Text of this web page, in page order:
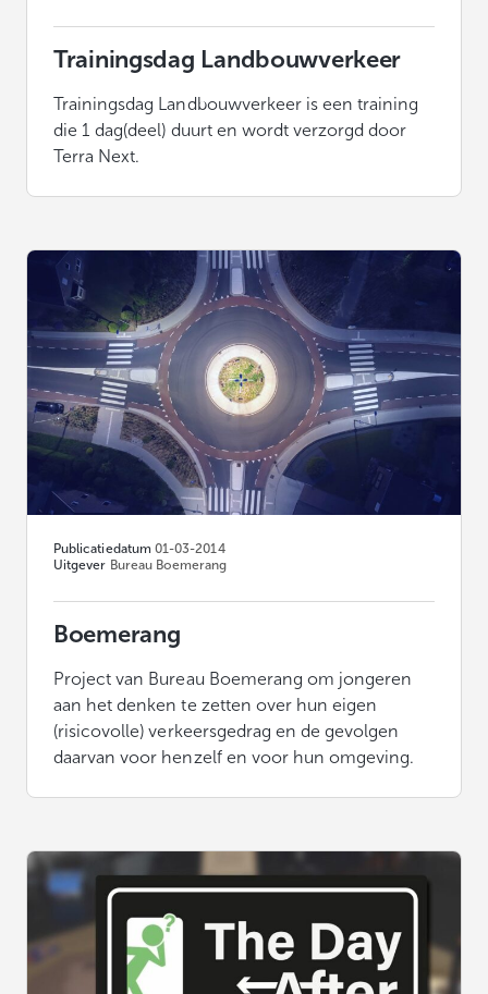
Trainingsdag Landbouwverkeer
Trainingsdag Landbouwverkeer is een training
die 1 dag(deel) duurt en wordt verzorgd door
Terra Next.
Publicatiedatum 01-03-2014
Uitgever Bureau Boemerang
Boemerang
Project van Bureau Boemerang om jongeren
aan het denken te zetten over hun eigen
(risicovolle) verkeersgedrag en de gevolgen
daarvan voor henzelf en voor hun omgeving.